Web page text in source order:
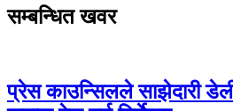
सम्बन्धित खवर
प्रेस काउन्सिलले साझेदारी